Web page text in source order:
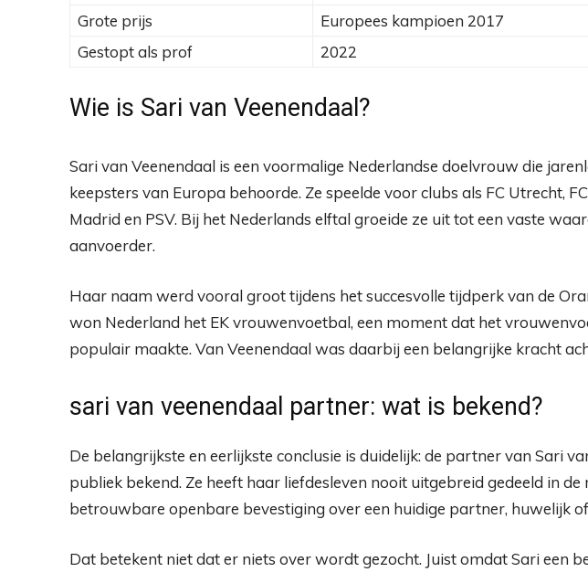
Grote prijs
Europees kampioen 2017
Gestopt als prof
2022
Wie is Sari van Veenendaal?
Sari van Veenendaal is een voormalige Nederlandse doelvrouw die
keepsters van Europa behoorde. Ze speelde voor clubs als FC Utrecht,
Madrid en PSV. Bij het Nederlands elftal groeide ze uit tot een vaste
aanvoerder.
Haar naam werd vooral groot tijdens het succesvolle tijdperk van de
won Nederland het EK vrouwenvoetbal, een moment dat het
populair maakte. Van Veenendaal was daarbij een belangrijke kracht
sari van veenendaal partner: wat is bekend?
De belangrijkste en eerlijkste conclusie is duidelijk: de partner van Sari
publiek bekend. Ze heeft haar liefdesleven nooit uitgebreid gedeeld in de
betrouwbare openbare bevestiging over een huidige partner, huwelijk
Dat betekent niet dat er niets over wordt gezocht. Juist omdat Sari een